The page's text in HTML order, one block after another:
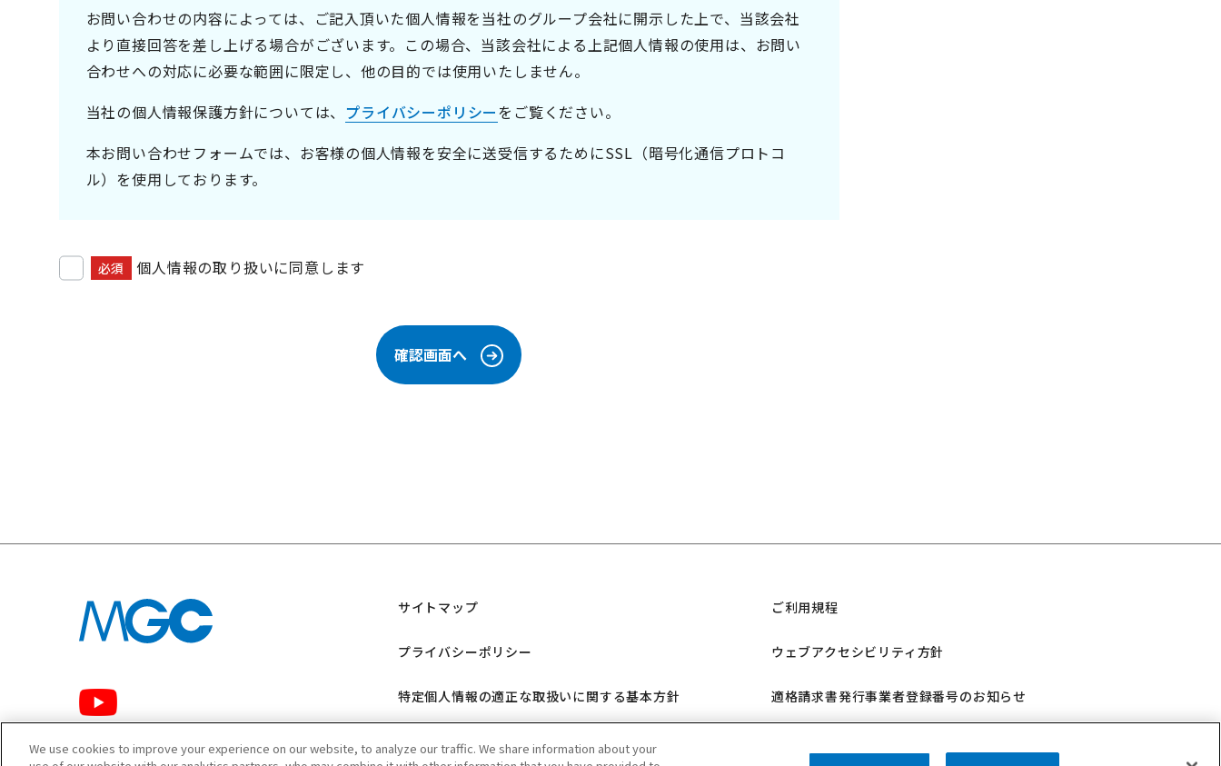
お問い合わせの内容によっては、ご記入頂いた個人情報を当社のグループ会社に開示した上で、当該会社
より直接回答を差し上げる場合がございます。この場合、当該会社による上記個人情報の使用は、お問い
合わせへの対応に必要な範囲に限定し、他の目的では使用いたしません。
当社の個人情報保護方針については、 プライバシーポリシーをご覧ください。
本お問い合わせフォームでは、お客様の個人情報を安全に送受信するためにSSL（暗号化通信プロトコ
ル）を使用しております。
必須 個人情報の取り扱いに同意します
サイトマップ
プライバシーポリシー
特定個人情報の適正な取扱いに関する基本方針
三菱ガス化学 SNSポリシー
ご利用規程
ウェブアクセシビリティ方針
適格請求書発行事業者登録番号のお知らせ
We use cookies to improve your experience on our website, to analyze our traffic. We share information about your